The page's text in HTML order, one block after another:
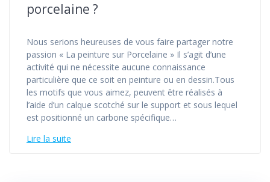
porcelaine ?
Nous serions heureuses de vous faire partager notre
passion « La peinture sur Porcelaine » Il s’agit d’une
activité qui ne nécessite aucune connaissance
particulière que ce soit en peinture ou en dessin.Tous
les motifs que vous aimez, peuvent être réalisés à
l’aide d’un calque scotché sur le support et sous lequel
est positionné un carbone spécifique…
Lire la suite